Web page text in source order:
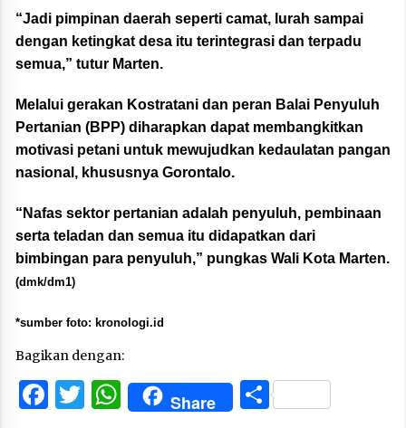
“Jadi pimpinan daerah seperti camat, lurah sampai
dengan ketingkat desa itu terintegrasi dan terpadu
semua,” tutur Marten.
Melalui gerakan Kostratani dan peran Balai Penyuluh
Pertanian (BPP) diharapkan dapat membangkitkan
motivasi petani untuk mewujudkan kedaulatan pangan
nasional, khususnya Gorontalo.
“Nafas sektor pertanian adalah penyuluh, pembinaan
serta teladan dan semua itu didapatkan dari
bimbingan para penyuluh,” pungkas Wali Kota Marten.
(dmk/dm1)
*sumber foto: kronologi.id
Bagikan dengan:
Facebook
Twitter
WhatsApp
Share Share